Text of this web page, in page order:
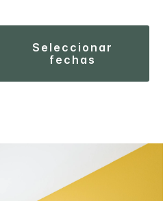
seleccionar
fechas